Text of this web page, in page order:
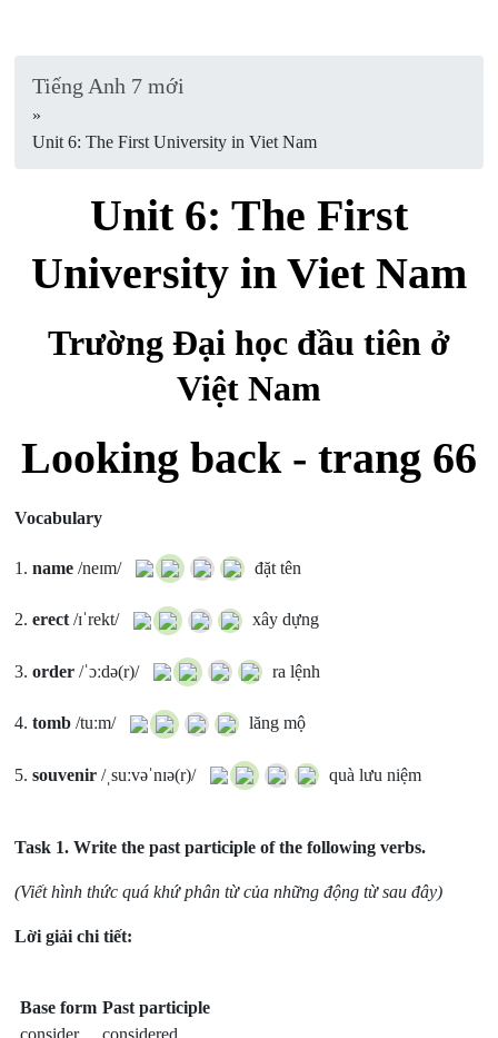
Tiếng Anh 7 mới
»
Unit 6: The First University in Viet Nam
Unit 6: The First
University in Viet Nam
Trường Đại học đầu tiên ở
Việt Nam
Looking back - trang 66
Vocabulary
1.name /neɪm/ đặt tên
2.erect/ɪˈrekt/ xây dựng
3.order /ˈɔːdə(r)/ ra lệnh
4.tomb /tuːm/ lăng mộ
5.souvenir /ˌsuːvəˈnɪə(r)/ quà lưu niệm
Task 1.Write the past participle of the following verbs.
(Viết hình thức quá khứ phân từ của những động từ sau đây)
Lời giải chi tiết:
Base form Past participle
consider
considered